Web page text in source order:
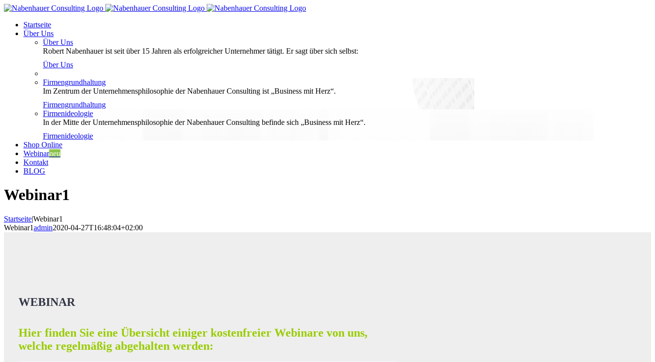
Zum
springenStartseite
Über Uns
Über Uns
Robert Nabenhauer ist seit über 15 Jahren als erfolgreicher Unternehmer tätigt. Er sagt über sich selbst:
Über Uns
Firmengrundhaltung
Im Zentrum der Unternehmensphilosophie der Nabenhauer Consulting ist „Business mit Herz“.
Firmengrundhaltung
Firmenideologie
In der Mitte der Unternehmensphilosophie der Nabenhauer Consulting befinde sich „Business mit Herz“.
Firmenideologie
Shop Online
Webinarneu
Kontakt
BLOG
Webinar1
Startseite|Webinar1
Webinar1admin2020-04-27T16:48:04+02:00
WEBINAR
Hier finden Sie eine Übersicht einiger kostenfreier Webinare von uns,
welche regelmäßig abgehalten werden: